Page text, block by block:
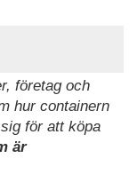
företag och
hur containern
för att köpa
är